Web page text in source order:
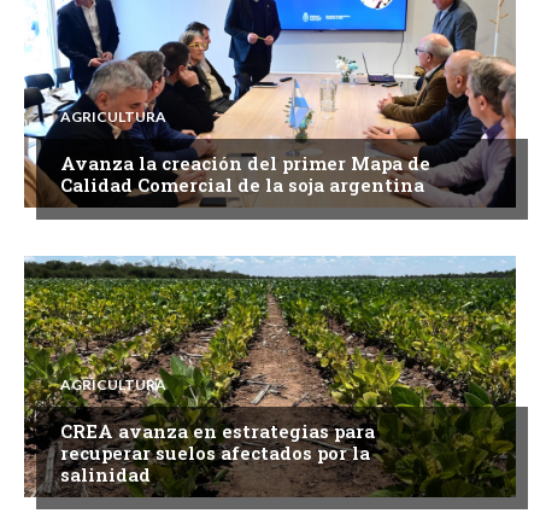
AGRICULTURA
Avanza la creación del primer Mapa de
Calidad Comercial de la soja argentina
AGRICULTURA
CREA avanza en estrategias para
recuperar suelos afectados por la
salinidad